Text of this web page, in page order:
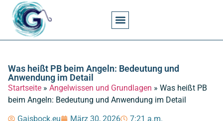
Was heißt PB beim Angeln: Bedeutung und
Anwendung im Detail
Startseite » Angelwissen und Grundlagen » Was heißt PB
beim Angeln: Bedeutung und Anwendung im Detail
Gaisbock.eu März 30, 2026
7:21 a.m.